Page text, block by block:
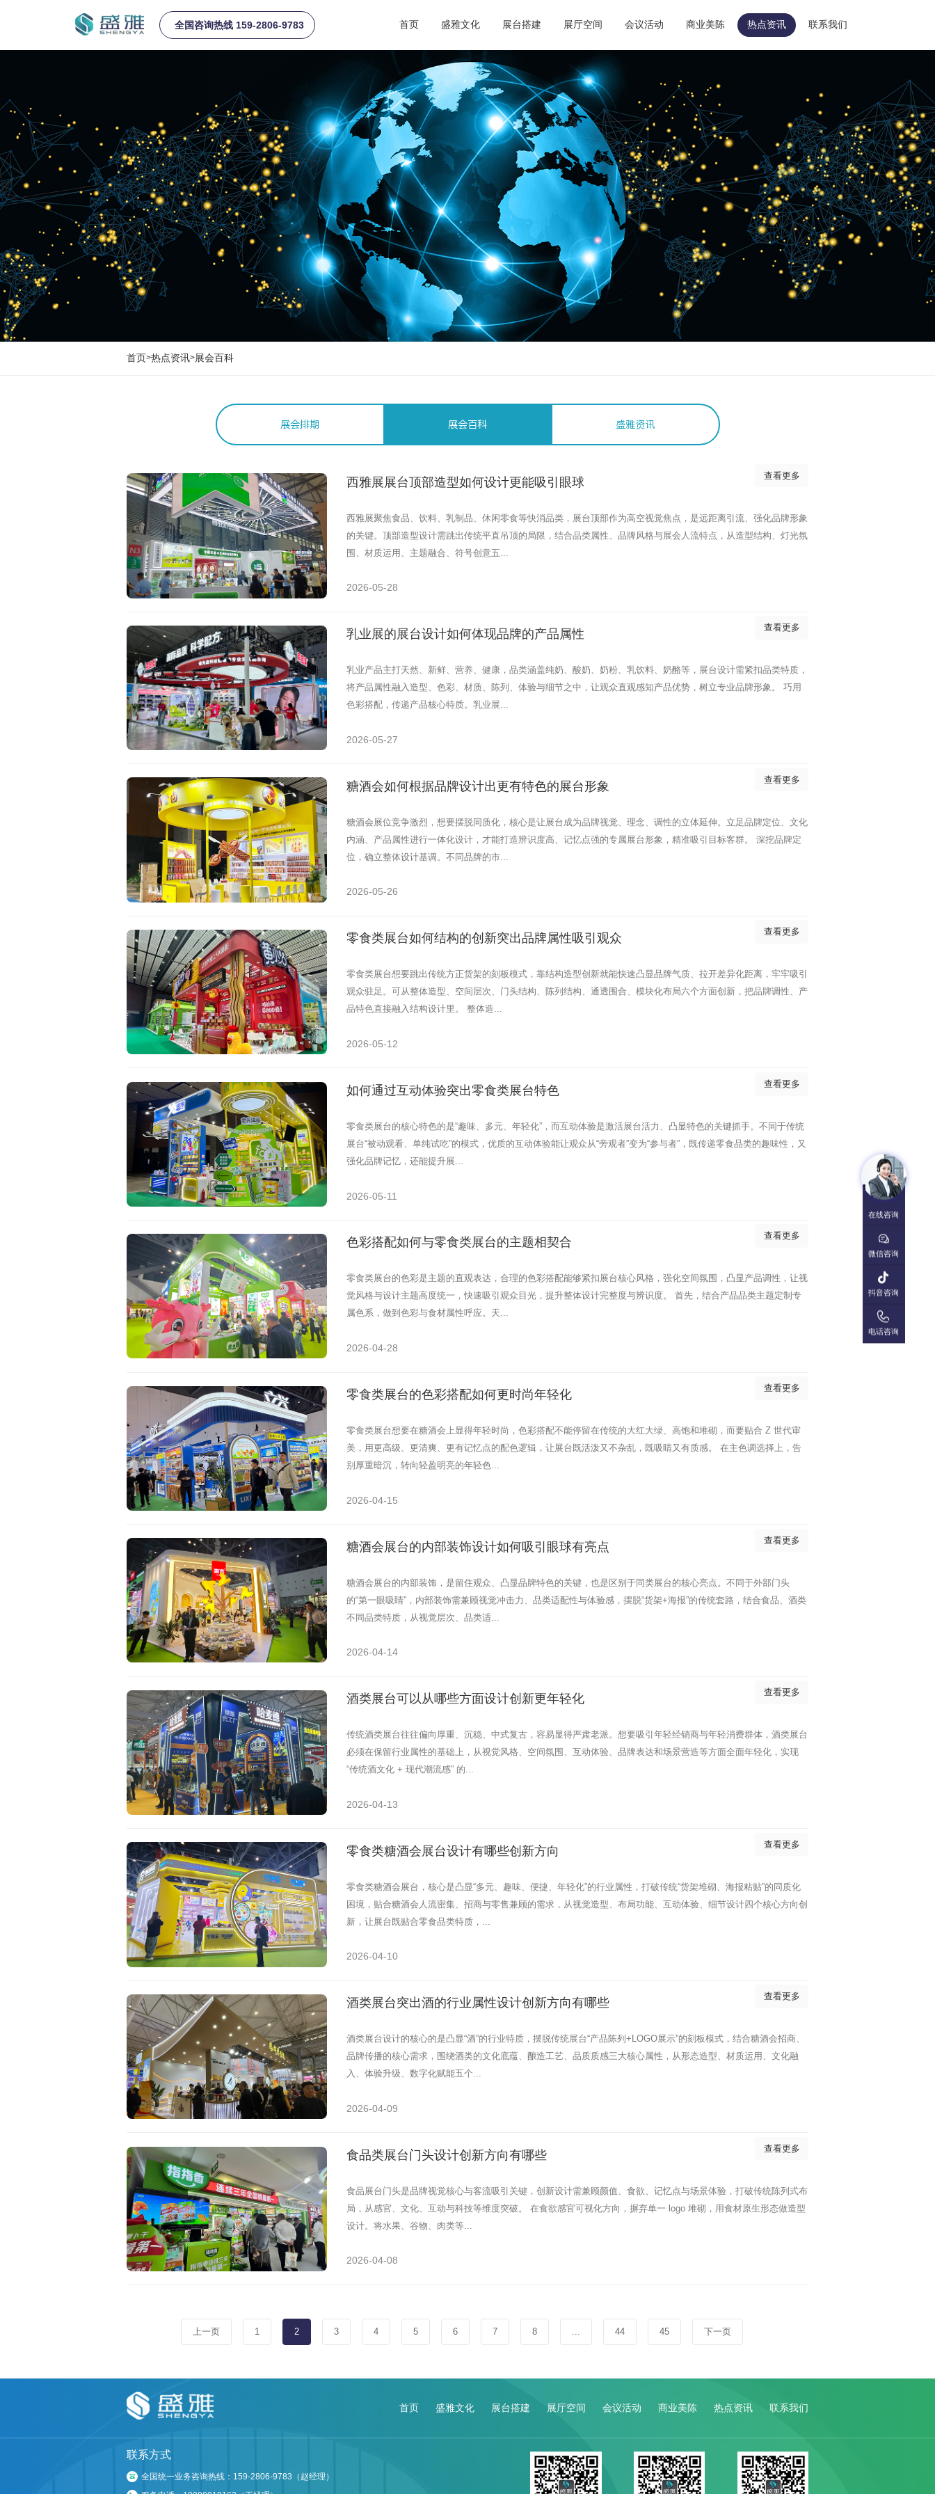
全国咨询热线 159-2806-9783 首页 盛雅文化 展台搭建 展厅空间 会议活动 商业美陈 热点资讯 联系我们
首页>热点资讯>展会百科
展会排期 展会百科 盛雅资讯
西雅展展台顶部造型如何设计更能吸引眼球
西雅展聚焦食品、饮料、乳制品、休闲零食等快消品类，展台顶部作为高空视觉焦点，是远距离引流、强化品牌形象
的关键。顶部造型设计需跳出传统平直吊顶的局限，结合品类属性、品牌风格与展会人流特点，从造型结构、灯光氛
围、材质运用、主题融合、符号创意五...
2026-05-28
查看更多
乳业展的展台设计如何体现品牌的产品属性
乳业产品主打天然、新鲜、营养、健康，品类涵盖纯奶、酸奶、奶粉、乳饮料、奶酪等，展台设计需紧扣品类特质，
将产品属性融入造型、色彩、材质、陈列、体验与细节之中，让观众直观感知产品优势，树立专业品牌形象。 巧用
色彩搭配，传递产品核心特质。乳业展...
2026-05-27
查看更多
糖酒会如何根据品牌设计出更有特色的展台形象
糖酒会展位竞争激烈，想要摆脱同质化，核心是让展台成为品牌视觉、理念、调性的立体延伸。立足品牌定位、文化
内涵、产品属性进行一体化设计，才能打造辨识度高、记忆点强的专属展台形象，精准吸引目标客群。 深挖品牌定
位，确立整体设计基调。不同品牌的市...
2026-05-26
查看更多
零食类展台如何结构的创新突出品牌属性吸引观众
零食类展台想要跳出传统方正货架的刻板模式，靠结构造型创新就能快速凸显品牌气质、拉开差异化距离，牢牢吸引
观众驻足。可从整体造型、空间层次、门头结构、陈列结构、通透围合、模块化布局六个方面创新，把品牌调性、产
品特色直接融入结构设计里。 整体造...
2026-05-12
查看更多
如何通过互动体验突出零食类展台特色
零食类展台的核心特色的是“趣味、多元、年轻化”，而互动体验是激活展台活力、凸显特色的关键抓手。不同于传统
展台“被动观看、单纯试吃”的模式，优质的互动体验能让观众从“旁观者”变为“参与者”，既传递零食品类的趣味性，又
强化品牌记忆，还能提升展...
2026-05-11
查看更多
色彩搭配如何与零食类展台的主题相契合
零食类展台的色彩是主题的直观表达，合理的色彩搭配能够紧扣展台核心风格，强化空间氛围，凸显产品调性，让视
觉风格与设计主题高度统一，快速吸引观众目光，提升整体设计完整度与辨识度。 首先，结合产品品类主题定制专
属色系，做到色彩与食材属性呼应。天...
2026-04-28
查看更多
零食类展台的色彩搭配如何更时尚年轻化
零食类展台想要在糖酒会上显得年轻时尚，色彩搭配不能停留在传统的大红大绿、高饱和堆砌，而要贴合 Z 世代审
美，用更高级、更清爽、更有记忆点的配色逻辑，让展台既活泼又不杂乱，既吸睛又有质感。 在主色调选择上，告
别厚重暗沉，转向轻盈明亮的年轻色...
2026-04-15
查看更多
糖酒会展台的内部装饰设计如何吸引眼球有亮点
糖酒会展台的内部装饰，是留住观众、凸显品牌特色的关键，也是区别于同类展台的核心亮点。不同于外部门头
的“第一眼吸睛”，内部装饰需兼顾视觉冲击力、品类适配性与体验感，摆脱“货架+海报”的传统套路，结合食品、酒类
不同品类特质，从视觉层次、品类适...
2026-04-14
查看更多
酒类展台可以从哪些方面设计创新更年轻化
传统酒类展台往往偏向厚重、沉稳、中式复古，容易显得严肃老派。想要吸引年轻经销商与年轻消费群体，酒类展台
必须在保留行业属性的基础上，从视觉风格、空间氛围、互动体验、品牌表达和场景营造等方面全面年轻化，实现
“传统酒文化 + 现代潮流感” 的...
2026-04-13
查看更多
零食类糖酒会展台设计有哪些创新方向
零食类糖酒会展台，核心是凸显“多元、趣味、便捷、年轻化”的行业属性，打破传统“货架堆砌、海报粘贴”的同质化
困境，贴合糖酒会人流密集、招商与零售兼顾的需求，从视觉造型、布局功能、互动体验、细节设计四个核心方向创
新，让展台既贴合零食品类特质，...
2026-04-10
查看更多
酒类展台突出酒的行业属性设计创新方向有哪些
酒类展台设计的核心的是凸显“酒”的行业特质，摆脱传统展台“产品陈列+LOGO展示”的刻板模式，结合糖酒会招商、
品牌传播的核心需求，围绕酒类的文化底蕴、酿造工艺、品质质感三大核心属性，从形态造型、材质运用、文化融
入、体验升级、数字化赋能五个...
2026-04-09
查看更多
食品类展台门头设计创新方向有哪些
食品展台门头是品牌视觉核心与客流吸引关键，创新设计需兼顾颜值、食欲、记忆点与场景体验，打破传统陈列式布
局，从感官、文化、互动与科技等维度突破。 在食欲感官可视化方向，摒弃单一 logo 堆砌，用食材原生形态做造型
设计。将水果、谷物、肉类等...
2026-04-08
查看更多
上一页 1 2 3 4 5 6 7 8 44 45 下一页
在线咨询

微信咨询

抖音咨询

电话咨询
首页 盛雅文化 展台搭建 展厅空间 会议活动 商业美陈 热点资讯 联系我们
联系方式
 全国统一业务咨询热线：159-2806-9783（赵经理）